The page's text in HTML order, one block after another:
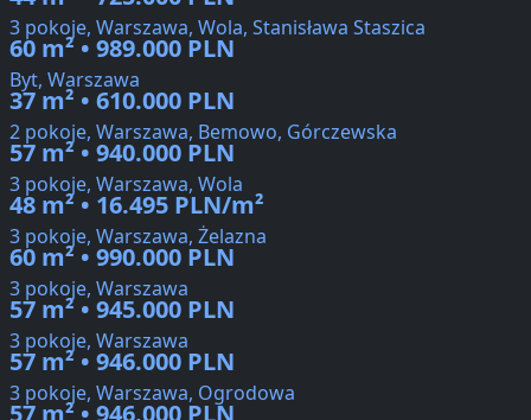
3 pokoje, Warszawa, Wola, Stanisława Staszica
60 m² • 989.000 PLN
Byt, Warszawa
37 m² • 610.000 PLN
2 pokoje, Warszawa, Bemowo, Górczewska
57 m² • 940.000 PLN
3 pokoje, Warszawa, Wola
48 m² • 16.495 PLN/m²
3 pokoje, Warszawa, Żelazna
60 m² • 990.000 PLN
3 pokoje, Warszawa
57 m² • 945.000 PLN
3 pokoje, Warszawa
57 m² • 946.000 PLN
3 pokoje, Warszawa, Ogrodowa